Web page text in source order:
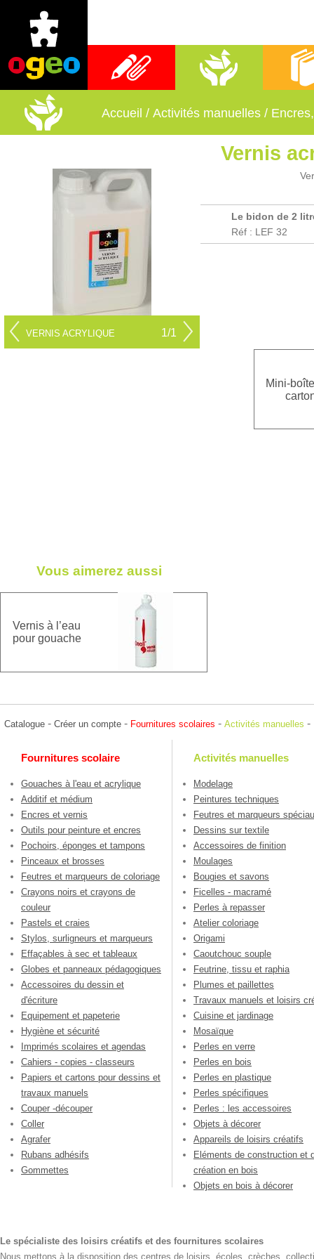
Fournitures scolaires Activités manuelles
Accueil / Activités manuelles /
Vernis
VERNIS ACRYLIQUE 1/1
Le bidon de 2
Réf : LEF 32
Mini-
Vous aimerez aussi
Vernis à l’eau
pour gouache
Catalogue - Créer un compte - Fournitures scolaires - Activités manuelles -
Fournitures scolaire
Gouaches à l'eau et acrylique
Additif et médium
Encres et vernis
Outils pour peinture et encres
Pochoirs, éponges et tampons
Pinceaux et brosses
Feutres et marqueurs de coloriage
Crayons noirs et crayons de
couleur
Pastels et craies
Stylos, surligneurs et marqueurs
Effaçables à sec et tableaux
Globes et panneaux pédagogiques
Accessoires du dessin et
d'écriture
Equipement et papeterie
Hygiène et sécurité
Imprimés scolaires et agendas
Cahiers - copies - classeurs
Papiers et cartons pour dessins et
travaux manuels
Couper -découper
Coller
Agrafer
Rubans adhésifs
Gommettes
Activités manuelles
Modelage
Peintures techniques
Feutres et marqueurs
Dessins sur textile
Accessoires de finition
Moulages
Bougies et savons
Ficelles - macramé
Perles à repasser
Atelier coloriage
Origami
Caoutchouc souple
Feutrine, tissu et raphia
Plumes et paillettes
Travaux manuels et loisirs
Cuisine et jardinage
Mosaïque
Perles en verre
Perles en bois
Perles en plastique
Perles spécifiques
Perles : les accessoires
Objets à décorer
Appareils de loisirs créatifs
Eléments de construction et
création en bois
Objets en bois à décorer
Le spécialiste des loisirs créatifs et des fournitures scolaires
Nous mettons à la disposition des centres de loisirs, écoles, crèches,